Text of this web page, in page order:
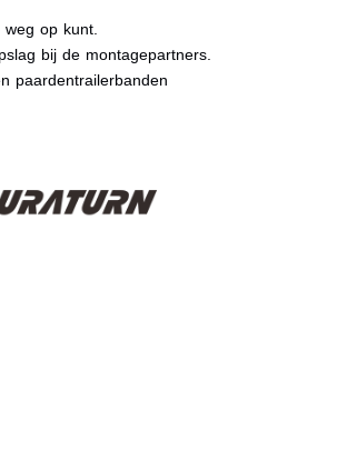
op kunt.
bij de montagepartners.
paardentrailerbanden